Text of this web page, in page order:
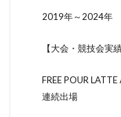
2019年～2024年
【大会・競技会実績
FREE POUR
連続出場